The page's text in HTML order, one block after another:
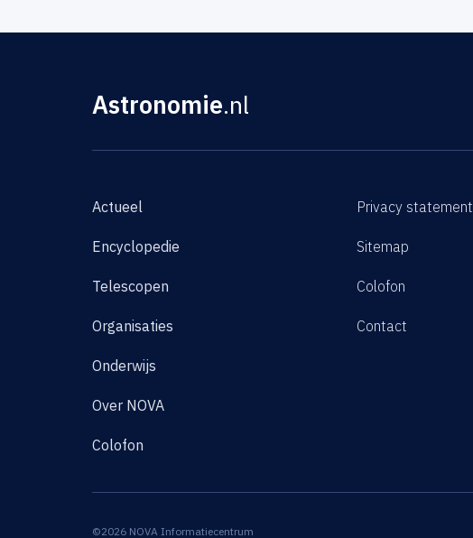
Astronomie.nl
Actueel
Encyclopedie
Telescopen
Organisaties
Onderwijs
Over NOVA
Colofon
Privacy statement
Sitemap
Colofon
Contact
©2026 NOVA Informatiecentrum